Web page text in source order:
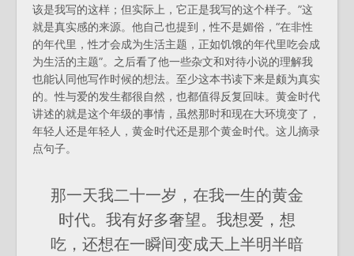
该是我写的这样；但实际上，它正是我写的这个样子。”这
就是真实感的来源。他自己也提到，性不是媚俗，“在非性
的年代里，性才会成为生活主题，正如饥饿的年代里吃会成
为生活的主题”。之后看了他一些杂文和对待小说的理解我
也能认同他写作时候的想法。至少这本书读下来是颇为真实
的。性与爱的发生都很自然，也都值得反复回味。黄金时代
讲述的就是这个年级的事情，虽然那时和现在大环境变了，
年轻人还是年轻人，黄金时代还是那个黄金时代。这儿摘录
点句子。
那一天我二十一岁，在我一生的黄金
时代。我有好多奢望。我想爱，想
吃，还想在一瞬间变成天上半明半暗